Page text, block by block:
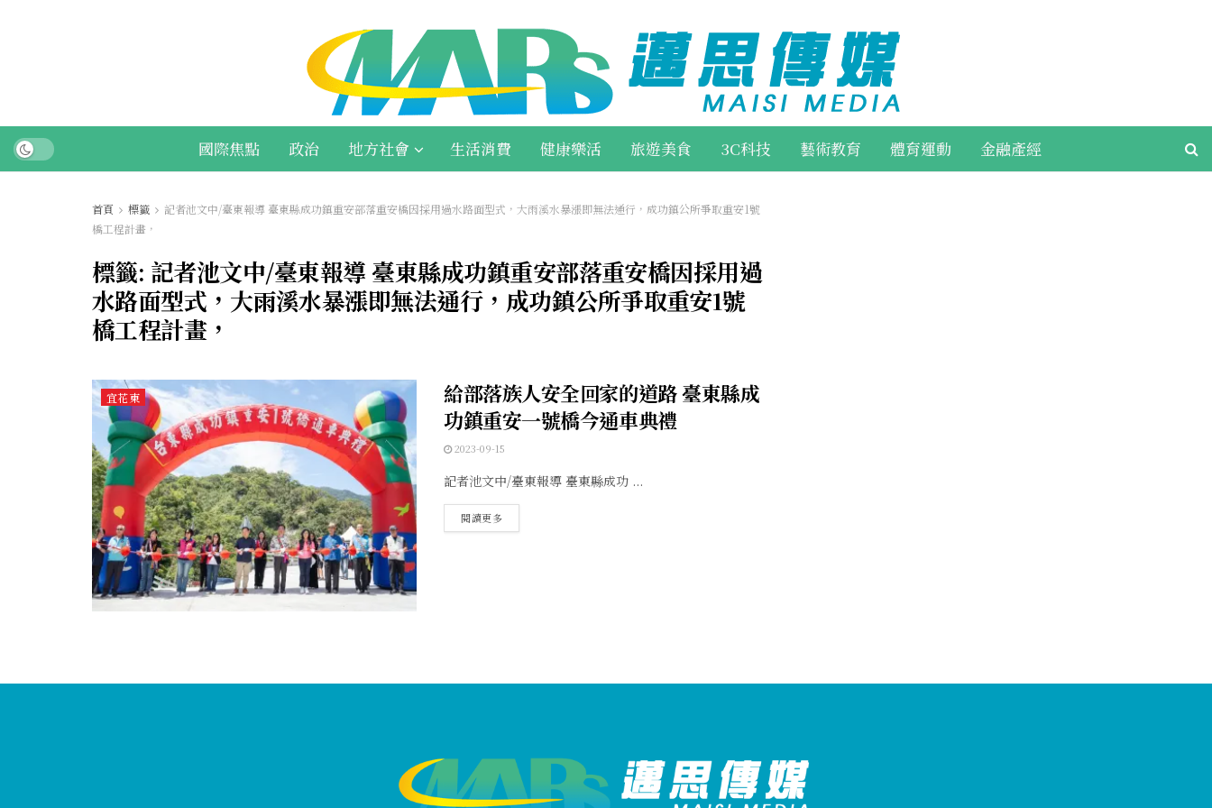
國際焦點 政治 地方社會 生活消費 健康樂活 旅遊美食 3C科技 藝術教育 體育運動 金融產經
首頁 標籤
記者池文中/臺東報導 臺東縣成功鎮重安部落重安橋因採用過水路面型式，大雨溪水暴漲即無法通行，成功鎮公所爭取重安1號
橋工程計畫，
標籤: 記者池文中/臺東報導 臺東縣成功鎮重安部落重安橋因採用過
水路面型式，大雨溪水暴漲即無法通行，成功鎮公所爭取重安1號
橋工程計畫，
宜花東
給部落族人安全回家的道路 臺東縣成
功鎮重安一號橋今通車典禮
2023-09-15
記者池文中/臺東報導 臺東縣成功 ...
閱讀更多